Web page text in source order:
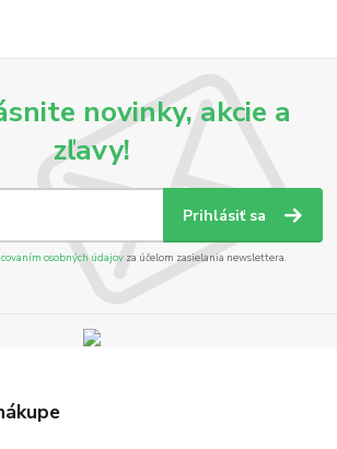
novinky, akcie a
zľavy!
Prihlásiť sa
osobných údajov za účelom zasielania newslettera.